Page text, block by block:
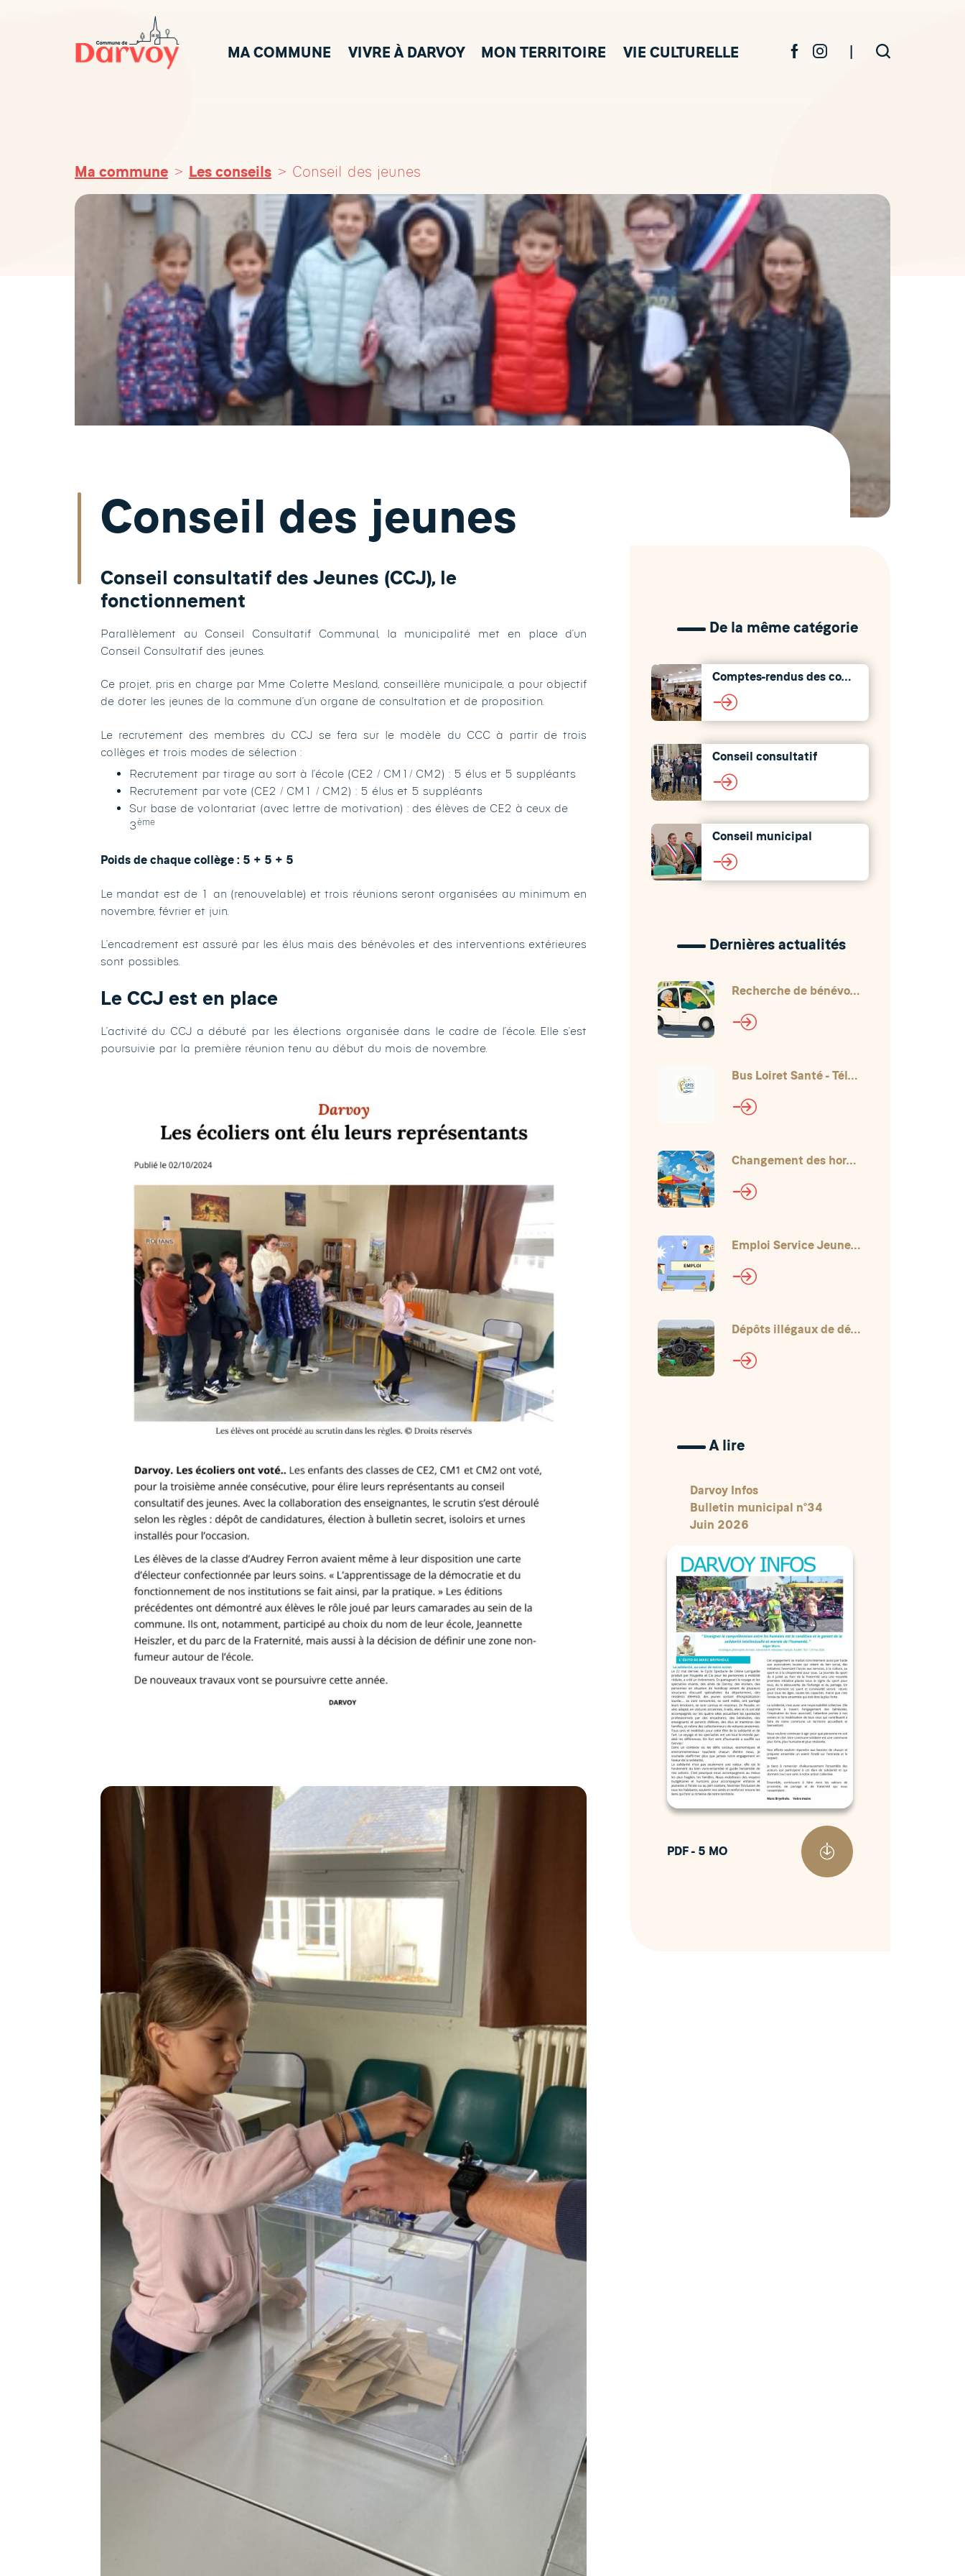
MA COMMUNE VIVRE À DARVOY MON TERRITOIRE VIE CULTURELLE |
Ma commune Les conseils Conseil des jeunes
Conseil des jeunes
Conseil consultatif des Jeunes (CCJ), le
fonctionnement
Parallèlement au Conseil Consultatif Communal, la municipalité met en place d’un
Conseil Consultatif des jeunes.
Ce projet, pris en charge par Mme Colette Mesland, conseillère municipale, a pour objectif
de doter les jeunes de la commune d’un organe de consultation et de proposition.
Le recrutement des membres du CCJ se fera sur le modèle du CCC à partir de trois
collèges et trois modes de sélection :
Recrutement par tirage au sort à l’école (CE2 / CM1/ CM2) : 5 élus et 5 suppléants
Recrutement par vote (CE2 / CM1 / CM2) : 5 élus et 5 suppléants
Sur base de volontariat (avec lettre de motivation) : des élèves de CE2 à ceux de
3ème
Poids de chaque collège : 5 + 5 + 5
Le mandat est de 1 an (renouvelable) et trois réunions seront organisées au minimum en
novembre, février et juin.
L’encadrement est assuré par les élus mais des bénévoles et des interventions extérieures
sont possibles.
Le CCJ est en place
L’activité du CCJ a débuté par les élections organisée dans le cadre de l’école. Elle s’est
poursuivie par la première réunion tenu au début du mois de novembre.
De la même catégorie
Comptes-rendus des conseils
Conseil consultatif
Conseil municipal
Dernières actualités
Recherche de bénévoles au CCAS
Bus Loiret Santé - Téléconsultations
Changement des horaires pour l'été
Emploi Service Jeunesse
Dépôts illégaux de déchets !
A lire
Darvoy Infos
Bulletin municipal n°34
Juin 2026
PDF - 5 MO